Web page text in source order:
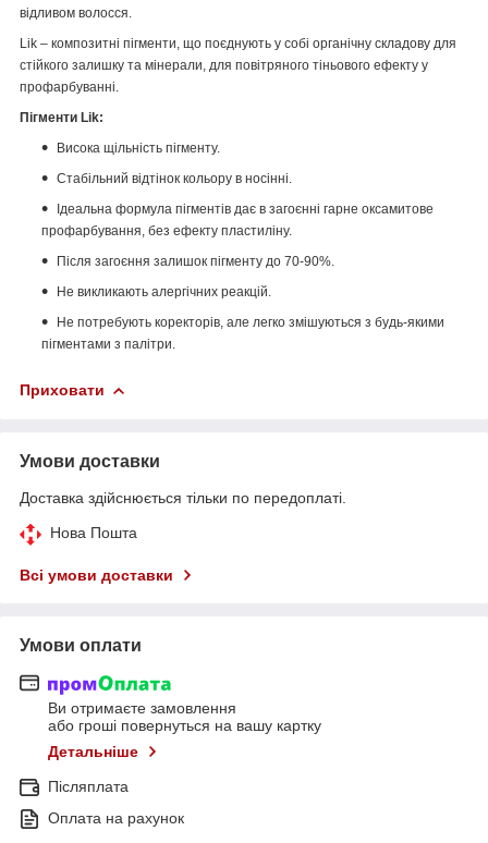
відливом волосся.
Lik – композитні пігменти, що поєднують у собі органічну складову для
стійкого залишку та мінерали, для повітряного тіньового ефекту у
профарбуванні.
Пігменти Lik:
Висока щільність пігменту.
Стабільний відтінок кольору в носінні.
Ідеальна формула пігментів дає в загоєнні гарне оксамитове
профарбування, без ефекту пластиліну.
Після загоєння залишок пігменту до 70-90%.
Не викликають алергічних реакцій.
Не потребують коректорів, але легко змішуються з будь-якими
пігментами з палітри.
Приховати
Умови доставки
Доставка здійснюється тільки по передоплаті.
Нова Пошта
Всі умови доставки
Умови оплати
Ви отримаєте замовлення
або гроші повернуться на вашу картку
Детальніше
Післяплата
Оплата на рахунок